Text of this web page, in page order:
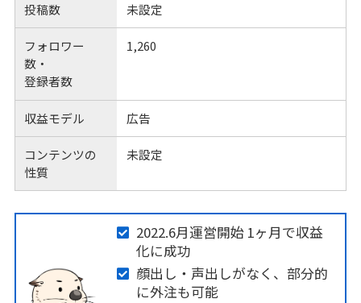
投稿数 未設定
フォロワー
数・
登録者数
1,260
収益モデル 広告
コンテンツの
性質
未設定
2022.6月運営開始 1ヶ月で収益
化に成功
顔出し・声出しがなく、部分的
に外注も可能